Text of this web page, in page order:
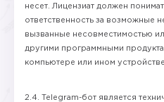
несет. Лицензиат должен
ответственность за возможные
вызванные несовместимостью
другими программными
компьютере или ином
2.4. Telegram-бот является